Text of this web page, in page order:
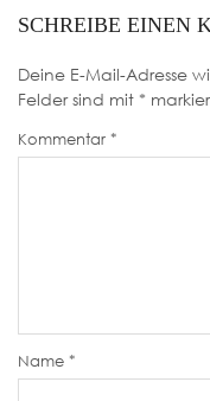
SCHREIBE EINEN
Deine E-Mail-Adresse
Felder sind mit *
Kommentar *
Name *